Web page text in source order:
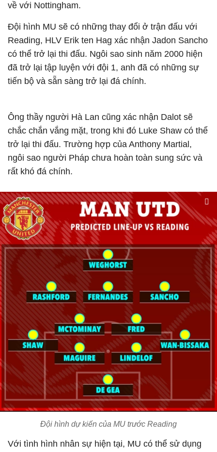
về với Nottingham.
Đội hình MU sẽ có những thay đổi ở trận đấu với
Reading, HLV Erik ten Hag xác nhận Jadon Sancho
có thể trở lại thi đấu. Ngôi sao sinh năm 2000 hiện
đã trở lại tập luyện với đội 1, anh đã có những sự
tiến bộ và sẵn sàng trở lại đá chính.
Ông thầy người Hà Lan cũng xác nhận Dalot sẽ
chắc chắn vắng mặt, trong khi đó Luke Shaw có thể
trở lại thi đấu. Trường hợp của Anthony Martial,
ngôi sao người Pháp chưa hoàn toàn sung sức và
rất khó đá chính.
Đội hình dự kiến của MU trước Reading
Với tình hình nhân sự hiện tại, MU có thể sử dụng